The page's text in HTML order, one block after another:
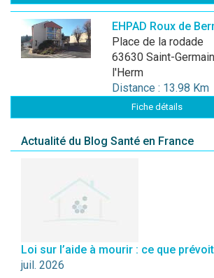
EHPAD Roux de
Place de la rodade
63630 Saint-
l'Herm
Distance : 13.98 Km
Fiche détails
Actualité du Blog Santé en France
Loi sur l’aide à mourir : ce que
juil. 2026